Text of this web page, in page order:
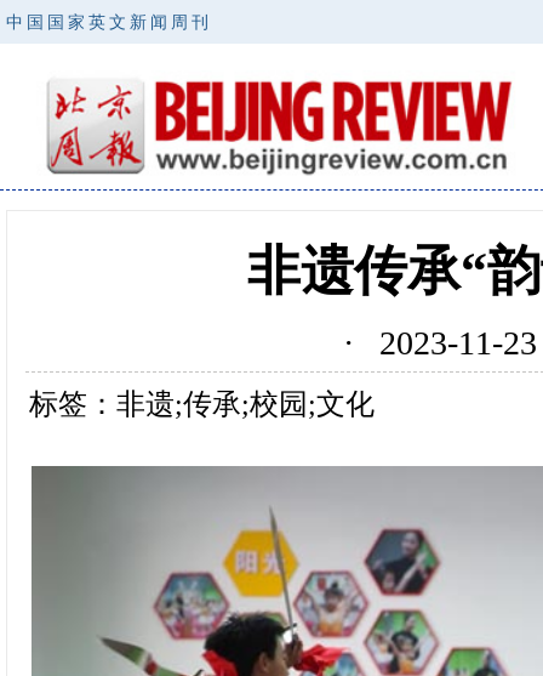
中国国家英文新闻周刊
非遗传承“
· 2023-11-
标签：非遗;传承;校园;文化